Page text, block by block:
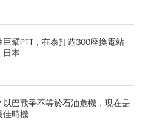
擘PTT，在泰打造300座換電站
日本
巴戰爭不等於石油危機，現在是
佳時機